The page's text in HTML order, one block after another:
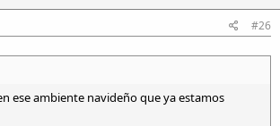
#26
ese ambiente navideño que ya estamos